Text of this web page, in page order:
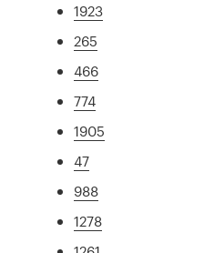
1923
265
466
774
1905
47
988
1278